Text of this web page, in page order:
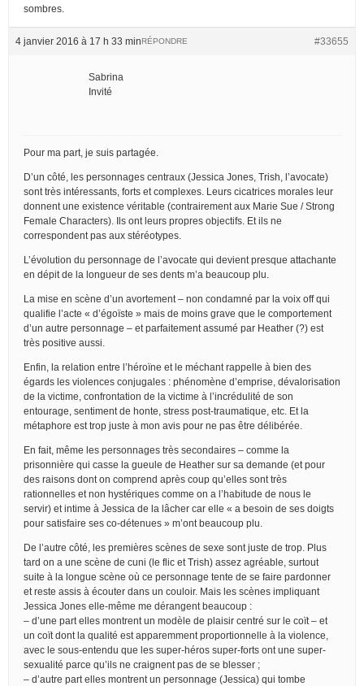
sombres.
4 janvier 2016 à 17 h 33 min #33655
RÉPONDRE
Sabrina
Invité
Pour ma part, je suis partagée.
D’un côté, les personnages centraux (Jessica Jones, Trish, l’avocate)
sont très intéressants, forts et complexes. Leurs cicatrices morales leur
donnent une existence véritable (contrairement aux Marie Sue / Strong
Female Characters). Ils ont leurs propres objectifs. Et ils ne
correspondent pas aux stéréotypes.
L’évolution du personnage de l’avocate qui devient presque attachante
en dépit de la longueur de ses dents m’a beaucoup plu.
La mise en scène d’un avortement – non condamné par la voix off qui
qualifie l’acte « d’égoïste » mais de moins grave que le comportement
d’un autre personnage – et parfaitement assumé par Heather (?) est
très positive aussi.
Enfin, la relation entre l’héroïne et le méchant rappelle à bien des
égards les violences conjugales : phénomène d’emprise, dévalorisation
de la victime, confrontation de la victime à l’incrédulité de son
entourage, sentiment de honte, stress post-traumatique, etc. Et la
métaphore est trop juste à mon avis pour ne pas être délibérée.
En fait, même les personnages très secondaires – comme la
prisonnière qui casse la gueule de Heather sur sa demande (et pour
des raisons dont on comprend après coup qu’elles sont très
rationnelles et non hystériques comme on a l’habitude de nous le
servir) et intime à Jessica de la lâcher car elle « a besoin de ses doigts
pour satisfaire ses co-détenues » m’ont beaucoup plu.
De l’autre côté, les premières scènes de sexe sont juste de trop. Plus
tard on a une scène de cuni (le flic et Trish) assez agréable, surtout
suite à la longue scène où ce personnage tente de se faire pardonner
et reste assis à écouter dans un couloir. Mais les scènes impliquant
Jessica Jones elle-même me dérangent beaucoup :
– d’une part elles montrent un modèle de plaisir centré sur le coït – et
un coït dont la qualité est apparemment proportionnelle à la violence,
avec le sous-entendu que les super-héros super-forts ont une super-
sexualité parce qu’ils ne craignent pas de se blesser ;
– d’autre part elles montrent un personnage (Jessica) qui tombe